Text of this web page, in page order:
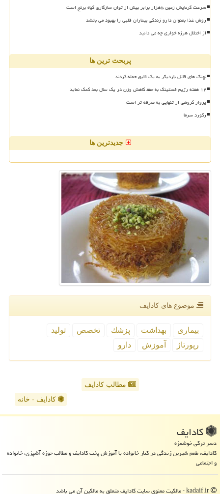
سرعت گرمایش زمین ۵هزار برابر بیش از توان سازگاری گیاه برنج است
روش غذا بعنوان دارو زندگی بیماران قلبی را بهبود می بخشد
از اختلال هرزه خواری چه می دانید
پربحث ترین ها
نهنگ های قاتل باردیگر به یک قایق حمله کردند
۱۲ هفته رژیم فستینگ به حفظ کاهش وزن در یک سال بعد کمک نماید
پرواز گروهی از تنهایی به صرفه تر است
رکورد سرما
جدیدترین ها
موضوع های كادایف
بیماری بهداشت پزشك تخصص
تولید
رپورتاژ
آموزش دارو
مطالب کادایف
کادایف - خانه
كادایف
دسر ترکی خوشمزه
کادایف، طعم شیرین زندگی در کنار خانواده با آموزش پخت کادایف و مطالب حوزه آشپزی، خانواده
و اجتماعی